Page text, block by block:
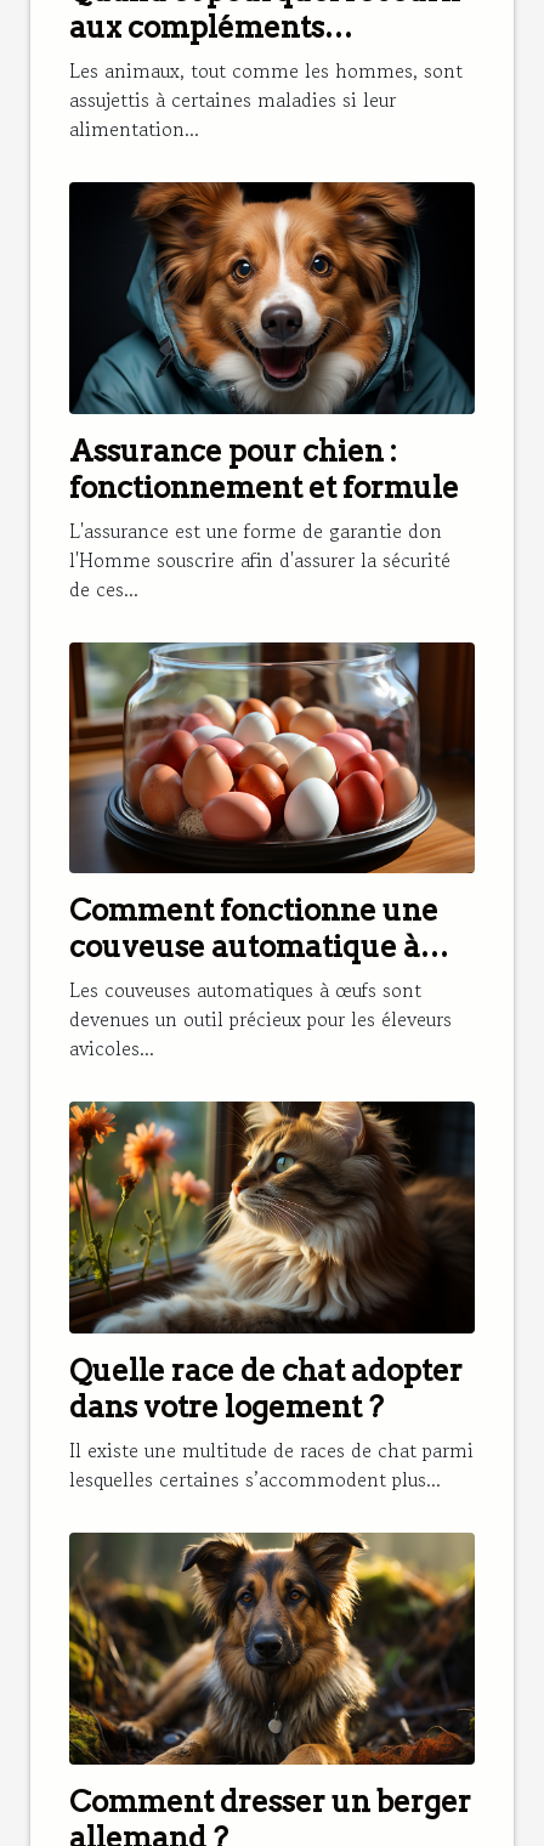
aux compléments
alimentaires pour renforcer
l’alimentation d’un cheval ?
Les animaux, tout comme les hommes, sont
assujettis à certaines maladies si leur
alimentation...
Assurance pour chien :
fonctionnement et formule
L'assurance est une forme de garantie don
l'Homme souscrire afin d'assurer la sécurité
de ces...
Comment fonctionne une
couveuse automatique à
œufs et pourquoi en avoir
besoin ?
Les couveuses automatiques à œufs sont
devenues un outil précieux pour les éleveurs
avicoles...
Quelle race de chat adopter
dans votre logement ?
Il existe une multitude de races de chat parmi
lesquelles certaines s’accommodent plus...
Comment dresser un berger
allemand ?